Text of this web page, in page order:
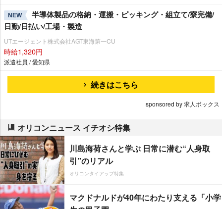
NEW
半導体製品の格納・運搬・ピッキング・組立て/寮完備/
日勤/日払い/工場・製造
UTエージェント株式会社AGT東海第一CU
時給1,320円
派遣社員 / 愛知県
続きはこちら
sponsored by 求人ボックス
オリコンニュース イチオシ特集
川島海荷さんと学ぶ 日常に潜む“人身取
引”のリアル
オリコンタイアップ特集
マクドナルドが40年にわたり支える「小学